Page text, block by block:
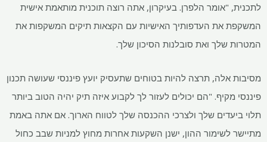
לתכנית, "אומר הלפרן. בעיקרון, אתה רוצה תוכנית מותאמת אישית
המשקפת את העדפותיך האישיות עם הקצאות תיקים המשקפות את
המטרות שלך ואת סובלנות הסיכון שלך.
מסיבות אלה, תרצה להיות בטוחים שתעסיק יועץ פיננסי שעושה תכנון
פיננסי מקיף. "הם יכולים לעזור לך לקבוע איזה תיק יהיה הטוב ביותר
תלוי ביעדים שלך ולצרכי ההכנסה שלך לטווח הארוך. אם אתה באמת
מתיישר לשימור ההון, ישנן השקעות אחרות מחוץ למניות שבב כחול